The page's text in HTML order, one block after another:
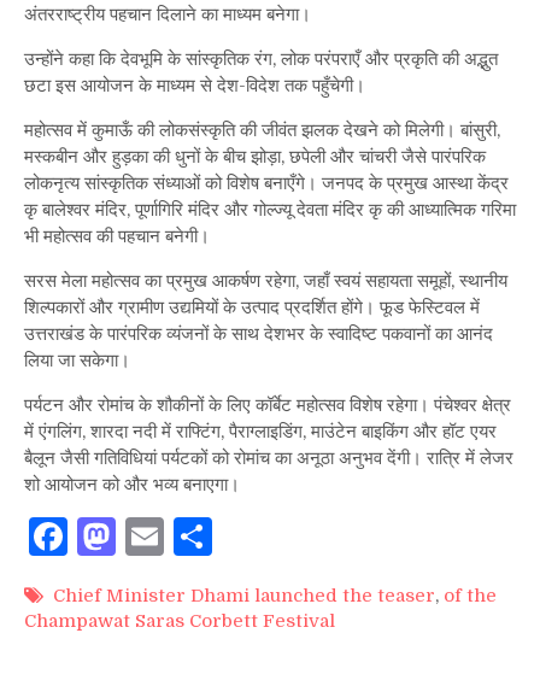
अंतरराष्ट्रीय पहचान दिलाने का माध्यम बनेगा।
उन्होंने कहा कि देवभूमि के सांस्कृतिक रंग, लोक परंपराएँ और प्रकृति की अद्भुत
छटा इस आयोजन के माध्यम से देश-विदेश तक पहुँचेगी।
महोत्सव में कुमाऊँ की लोकसंस्कृति की जीवंत झलक देखने को मिलेगी। बांसुरी,
मस्कबीन और हुड़का की धुनों के बीच झोड़ा, छपेली और चांचरी जैसे पारंपरिक
लोकनृत्य सांस्कृतिक संध्याओं को विशेष बनाएँगे। जनपद के प्रमुख आस्था केंद्र
कृ बालेश्वर मंदिर, पूर्णागिरि मंदिर और गोल्ज्यू देवता मंदिर कृ की आध्यात्मिक गरिमा
भी महोत्सव की पहचान बनेगी।
सरस मेला महोत्सव का प्रमुख आकर्षण रहेगा, जहाँ स्वयं सहायता समूहों, स्थानीय
शिल्पकारों और ग्रामीण उद्यमियों के उत्पाद प्रदर्शित होंगे। फूड फेस्टिवल में
उत्तराखंड के पारंपरिक व्यंजनों के साथ देशभर के स्वादिष्ट पकवानों का आनंद
लिया जा सकेगा।
पर्यटन और रोमांच के शौकीनों के लिए कॉर्बेट महोत्सव विशेष रहेगा। पंचेश्वर क्षेत्र
में एंगलिंग, शारदा नदी में राफ्टिंग, पैराग्लाइडिंग, माउंटेन बाइकिंग और हॉट एयर
बैलून जैसी गतिविधियां पर्यटकों को रोमांच का अनूठा अनुभव देंगी। रात्रि में लेजर
शो आयोजन को और भव्य बनाएगा।
Facebook
Mastodon
Email
Chief Minister Dhami launched the teaser, of the
Champawat Saras Corbett Festival